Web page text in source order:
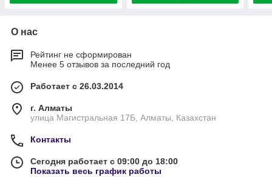
О нас
Рейтинг не сформирован
Менее 5 отзывов за последний год
Работает с 26.03.2014
г. Алматы
улица Магистральная 17Б, Алматы, Казахстан
Контакты
Сегодня работает с 09:00 до 18:00
Показать весь график работы